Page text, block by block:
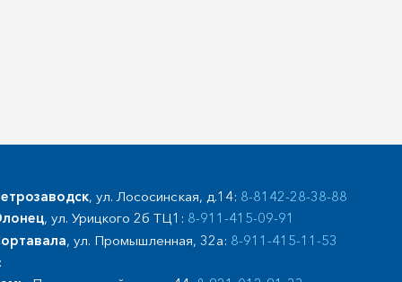
, ул. Лососинская, д.14: 8-8142-28-38-88
, ул. Урицкого 2б ТЦ1: 8-911-415-09-91
, ул. Промышленная, 32а: 8-911-415-11-53